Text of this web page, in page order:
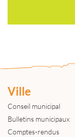
Ville
Conseil municipal
Bulletins municipaux
Comptes-rendus